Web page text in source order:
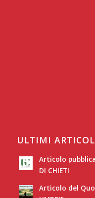
ULTIMI
Articolo
DI CHIETI
Articolo del